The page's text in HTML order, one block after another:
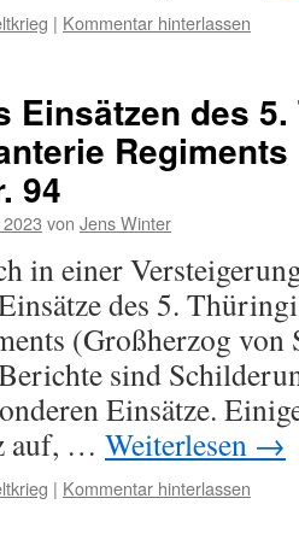
| Kommentar hinterlassen
Einsätzen des
94
von Jens Winter
in einer
des 5.
(Großherzog von
sind
Einsätze.
auf, … Weiterlesen →
| Kommentar hinterlassen